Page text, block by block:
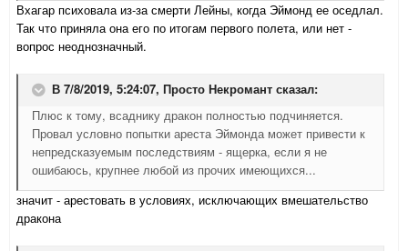
Вхагар психовала из-за смерти Лейны, когда Эймонд ее оседлал.
Так что приняла она его по итогам первого полета, или нет -
вопрос неоднозначный.
В 7/8/2019, 5:24:07, Просто Некромант сказал:
Плюс к тому, всаднику дракон полностью подчиняется.
Провал условно попытки ареста Эймонда может привести к
непредсказуемым последствиям - ящерка, если я не
ошибаюсь, крупнее любой из прочих имеющихся...
значит - арестовать в условиях, исключающих вмешательство
дракона